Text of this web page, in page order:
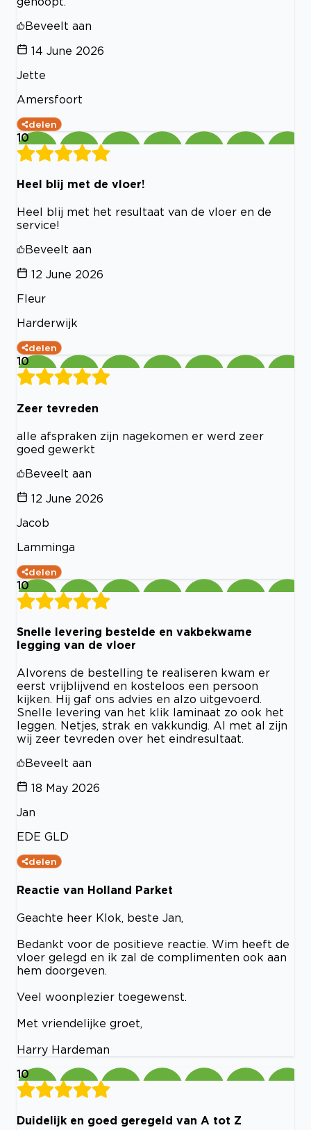
Beveelt aan
14 June 2026
Jette
Amersfoort
delen
10
Heel blij met de vloer!
Heel blij met het resultaat van de vloer en de
service!
Beveelt aan
12 June 2026
Fleur
Harderwijk
delen
10
Zeer tevreden
alle afspraken zijn nagekomen er werd zeer
goed gewerkt
Beveelt aan
12 June 2026
Jacob
Lamminga
delen
10
Snelle levering bestelde en vakbekwame
legging van de vloer
Alvorens de bestelling te realiseren kwam er
eerst vrijblijvend en kosteloos een persoon
kijken. Hij gaf ons advies en alzo uitgevoerd.
Snelle levering van het klik laminaat zo ook het
leggen. Netjes, strak en vakkundig. Al met al zijn
wij zeer tevreden over het eindresultaat.
Beveelt aan
18 May 2026
Jan
EDE GLD
delen
Reactie van Holland Parket
Geachte heer Klok, beste Jan,
Bedankt voor de positieve reactie. Wim heeft de
vloer gelegd en ik zal de complimenten ook aan
hem doorgeven.
Veel woonplezier toegewenst.
Met vriendelijke groet,
Harry Hardeman
10
Duidelijk en goed geregeld van A tot Z